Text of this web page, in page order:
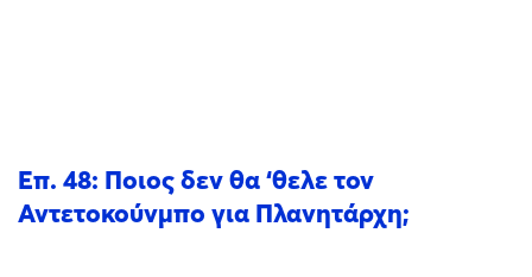
Επ. 48: Ποιος δεν θα ‘θελε τον
Αντετοκούνμπο για Πλανητάρχη;